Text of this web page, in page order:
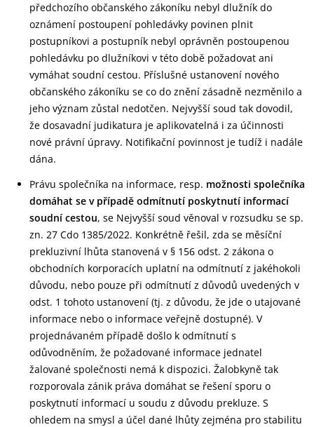
předchozího občanského zákoníku nebyl dlužník do
oznámení postoupení pohledávky povinen plnit
postupníkovi a postupník nebyl oprávněn postoupenou
pohledávku po dlužníkovi v této době požadovat ani
vymáhat soudní cestou. Příslušné ustanovení nového
občanského zákoníku se co do znění zásadně nezměnilo a
jeho význam zůstal nedotčen. Nejvyšší soud tak dovodil,
že dosavadní judikatura je aplikovatelná i za účinnosti
nové právní úpravy. Notifikační povinnost je tudíž i nadále
dána.
Právu společníka na informace, resp. možnosti společníka
domáhat se v případě odmítnutí poskytnutí informací
soudní cestou, se Nejvyšší soud věnoval v rozsudku se sp.
zn. 27 Cdo 1385/2022. Konkrétně řešil, zda se měsíční
prekluzivní lhůta stanovená v § 156 odst. 2 zákona o
obchodních korporacích uplatní na odmítnutí z jakéhokoli
důvodu, nebo pouze při odmítnutí z důvodů uvedených v
odst. 1 tohoto ustanovení (tj. z důvodu, že jde o utajované
informace nebo o informace veřejně dostupné). V
projednávaném případě došlo k odmítnutí s
odůvodněním, že požadované informace jednatel
žalované společnosti nemá k dispozici. Žalobkyně tak
rozporovala zánik práva domáhat se řešení sporu o
poskytnutí informací u soudu z důvodu prekluze. S
ohledem na smysl a účel dané lhůty zejména pro stabilitu